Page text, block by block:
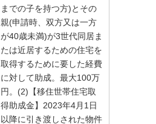
までの子を持つ方)とその
親(申請時、双方又は一方
が40歳未満)が3世代同居ま
たは近居するための住宅を
取得するために要した経費
に対して助成。最大100万
円。(2)【移住世帯住宅取
得助成金】2023年4月1日
以降に引き渡しされた物件